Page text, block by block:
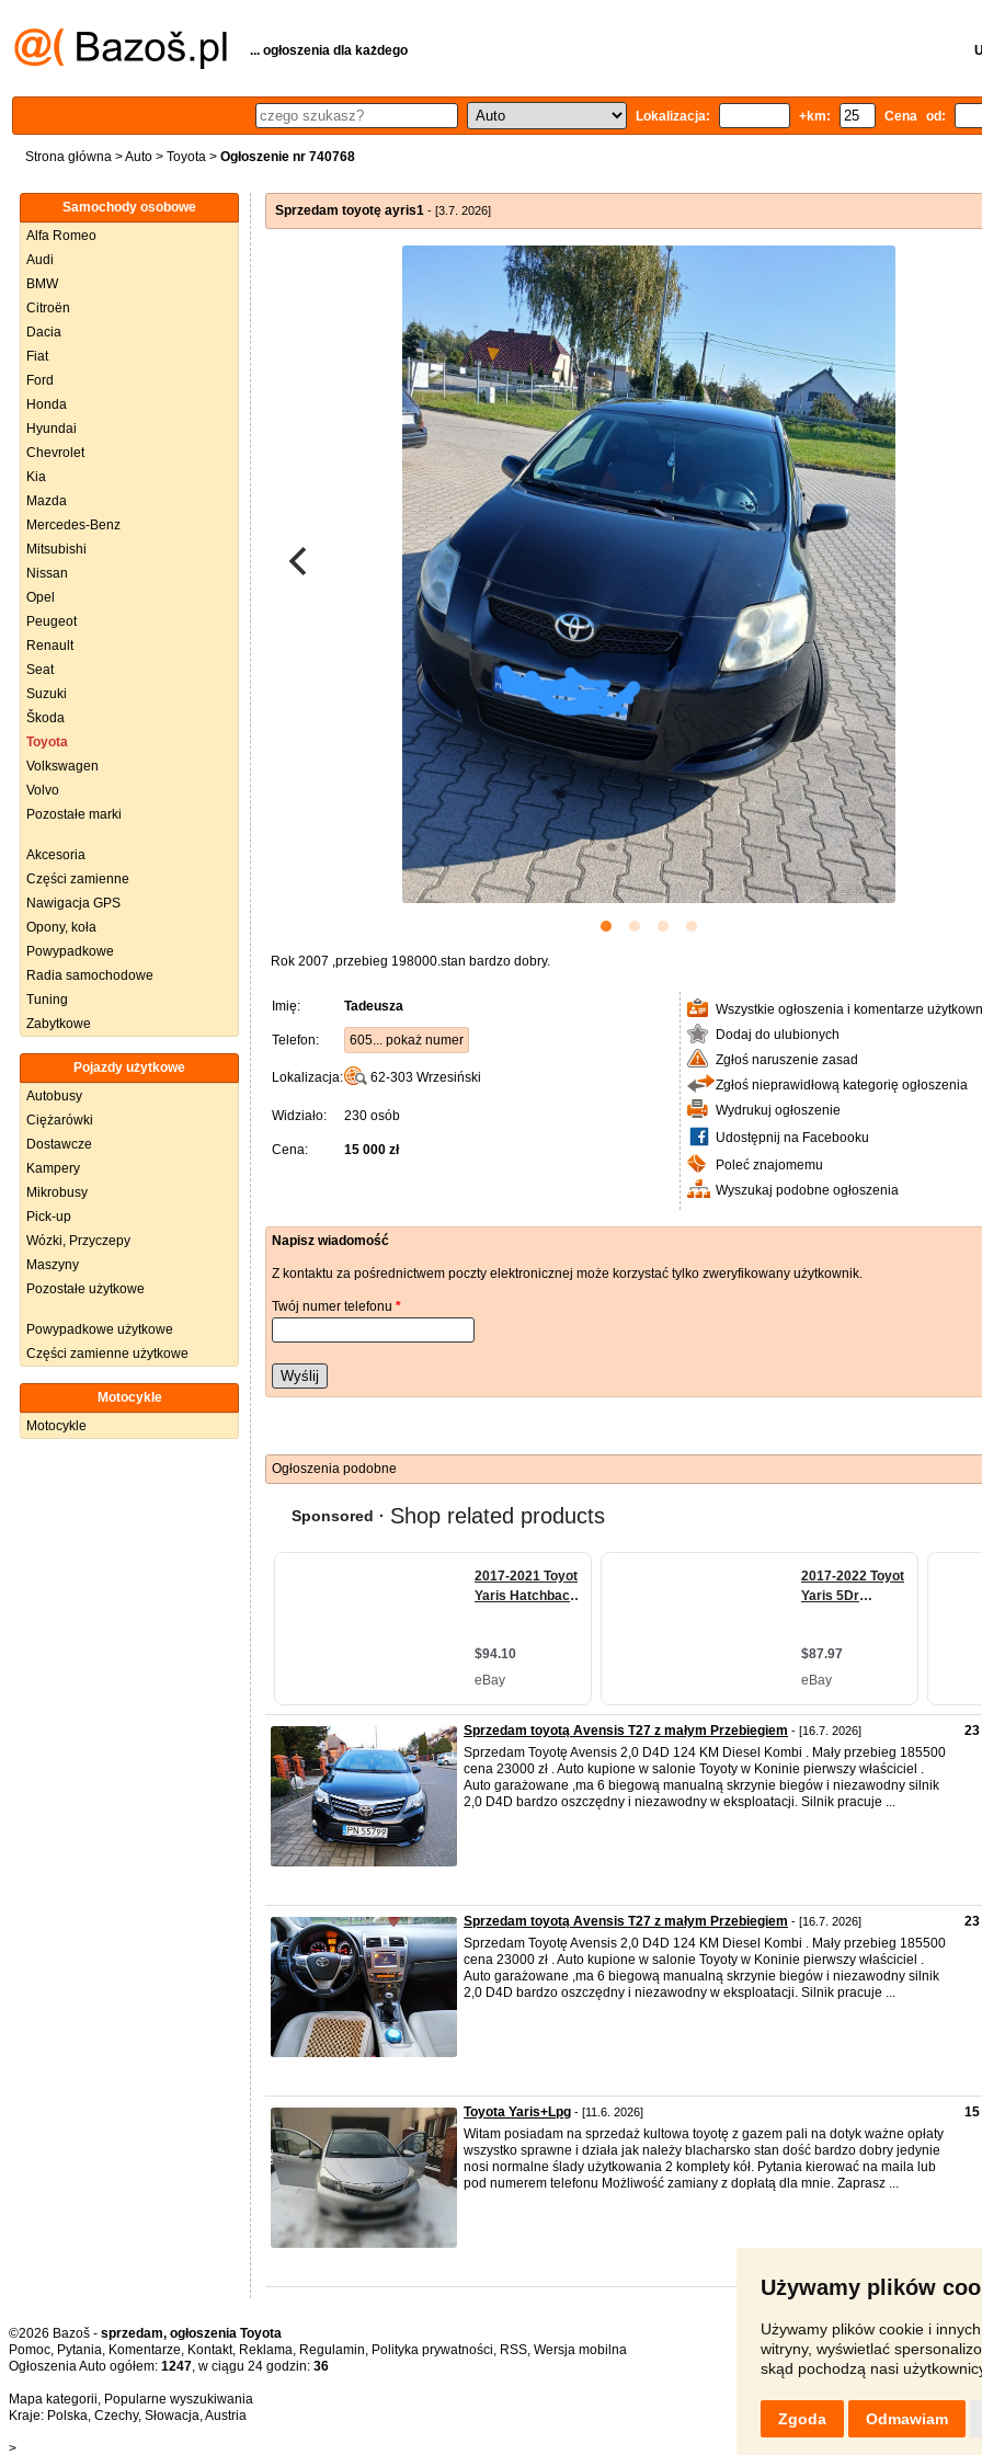
Używamy plików
Używamy plików cookie i
witryny, wyświetlać
skąd pochodzą nasi
Zgoda Odmawiam
... ogłoszenia dla każdego
Lokalizacja: +km: Cena od:
Strona główna >Auto > Toyota > Ogłoszenie nr 740768
Samochody osobowe
Alfa Romeo
Audi
BMW
Citroën
Dacia
Fiat
Ford
Honda
Hyundai
Chevrolet
Kia
Mazda
Mercedes-Benz
Mitsubishi
Nissan
Opel
Peugeot
Renault
Seat
Suzuki
Škoda
Toyota
Volkswagen
Volvo
Pozostałe marki
Akcesoria
Części zamienne
Nawigacja GPS
Opony, koła
Powypadkowe
Radia samochodowe
Tuning
Zabytkowe
Pojazdy użytkowe
Autobusy
Ciężarówki
Dostawcze
Kampery
Mikrobusy
Pick-up
Wózki, Przyczepy
Maszyny
Pozostałe użytkowe
Powypadkowe użytkowe
Części zamienne użytkowe
Motocykle
Motocykle
Sprzedam toyotę ayris1 - [3.7. 2026]
Rok 2007 ,przebieg 198000.stan bardzo dobry.
Imię: Tadeusza
Telefon: 605... pokaż numer
Lokalizacja: 62-303 Wrzesiński
Widziało: 230 osób
Cena: 15 000 zł
Wszystkie ogłoszenia i komentarze
Dodaj do ulubionych
Zgłoś naruszenie zasad
Zgłoś nieprawidłową kategorię ogłoszenia
Wydrukuj ogłoszenie
Udostępnij na Facebooku
Poleć znajomemu
Wyszukaj podobne ogłoszenia
Napisz wiadomość
Z kontaktu za pośrednictwem poczty elektronicznej może korzystać tylko zweryfikowany użytkownik.
Twój numer telefonu *
Wyślij
Ogłoszenia podobne
Sprzedam toyotą Avensis T27 z małym Przebiegiem - [16.7. 2026]
Sprzedam Toyotę Avensis 2,0 D4D 124 KM Diesel Kombi . Mały przebieg 185500
cena 23000 zł . Auto kupione w salonie Toyoty w Koninie pierwszy właściciel .
Auto garażowane ,ma 6 biegową manualną skrzynie biegów i niezawodny silnik
2,0 D4D bardzo oszczędny i niezawodny w eksploatacji. Silnik pracuje ...
23
Sprzedam toyotą Avensis T27 z małym Przebiegiem - [16.7. 2026]
Sprzedam Toyotę Avensis 2,0 D4D 124 KM Diesel Kombi . Mały przebieg 185500
cena 23000 zł . Auto kupione w salonie Toyoty w Koninie pierwszy właściciel .
Auto garażowane ,ma 6 biegową manualną skrzynie biegów i niezawodny silnik
2,0 D4D bardzo oszczędny i niezawodny w eksploatacji. Silnik pracuje ...
23
Toyota Yaris+Lpg - [11.6. 2026]
Witam posiadam na sprzedaż kultowa toyotę z gazem pali na dotyk ważne opłaty
wszystko sprawne i działa jak należy blacharsko stan dość bardzo dobry jedynie
nosi normalne ślady użytkowania 2 komplety kół. Pytania kierować na maila lub
pod numerem telefonu Możliwość zamiany z dopłatą dla mnie. Zaprasz ...
15
©2026 Bazoš - sprzedam, ogłoszenia Toyota
Pomoc Pytania Komentarze Kontakt, Reklama Regulamin Polityka prywatności RSS
Ogłoszenia Auto ogółem: 1247 , w ciągu 24 godzin: 36
Mapa kategorii Popularne wyszukiwania
Kraje: Polska Czechy, Słowacja Austria
>